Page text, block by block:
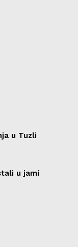
u Tuzli
u jami